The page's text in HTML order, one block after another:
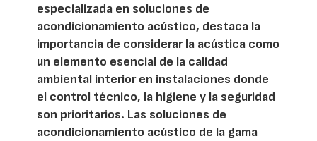
especializada en soluciones de
acondicionamiento acústico, destaca la
importancia de considerar la acústica como
un elemento esencial de la calidad
ambiental interior en instalaciones donde
el control técnico, la higiene y la seguridad
son prioritarios. Las soluciones de
acondicionamiento acústico de la gama